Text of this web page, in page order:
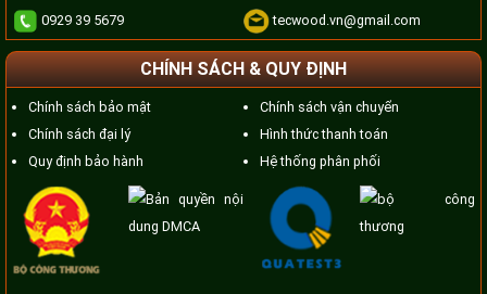
0929 39 5679
tecwood.vn@gmail.com
CHÍNH SÁCH & QUY ĐỊNH
Chính sách bảo mật
Chính sách đại lý
Quy định bảo hành
Chính sách vận chuyển
Hình thức thanh toán
Hệ thống phân phối